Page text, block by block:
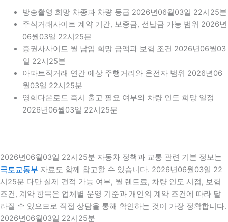
방송촬영 희망 차종과 차량 등급 2026년06월03일 22시25분
주식거래사이트 계약 기간, 보증금, 선납금 가능 범위 2026년
06월03일 22시25분
증권사사이트 월 납입 희망 금액과 보험 조건 2026년06월03
일 22시25분
아파트직거래 연간 예상 주행거리와 운전자 범위 2026년06
월03일 22시25분
영화다운로드 즉시 출고 필요 여부와 차량 인도 희망 일정
2026년06월03일 22시25분
2026년06월03일 22시25분 자동차 정책과 교통 관련 기본 정보는
국토교통부 자료도 함께 참고할 수 있습니다. 2026년06월03일 22
시25분 다만 실제 견적 가능 여부, 월 렌트료, 차량 인도 시점, 보험
조건, 계약 항목은 업체별 운영 기준과 개인의 계약 조건에 따라 달
라질 수 있으므로 직접 상담을 통해 확인하는 것이 가장 정확합니다.
2026년06월03일 22시25분